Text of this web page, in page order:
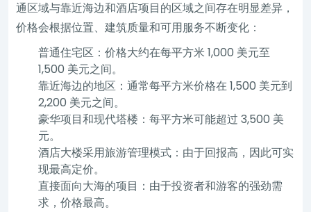
通区域与靠近海边和酒店项目的区域之间存在明显差异，
价格会根据位置、建筑质量和可用服务不断变化：
普通住宅区：价格大约在每平方米 1,000 美元至
1,500 美元之间。
靠近海边的地区：通常每平方米价格在 1,500 美元到
2,200 美元之间。
豪华项目和现代塔楼：每平方米可能超过 3,500 美
元。
酒店大楼采用旅游管理模式：由于回报高，因此可实
现最高定价。
直接面向大海的项目：由于投资者和游客的强劲需
求，价格最高。